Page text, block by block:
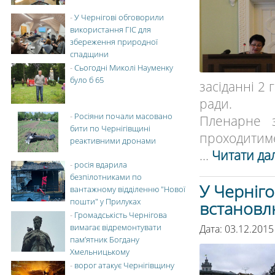
засіданні 2
ради.
Пленарне
... Читати
У
Дата:
-У Чернігові обговорили
використання ГІС для
збереження природної
спадщини
-Сьогодні Миколі Науменку
було б 65
- Росіяни почали масовано
бити по Чернігівщині
реактивними дронами
- росія вдарила
безпілотниками по
вантажному відділенню "Нової
пошти" у Прилуках
- Громадськість Чернігова
вимагає відремонтувати
пам’ятник Богдану
Хмельницькому
- ворог атакує Чернігівщину